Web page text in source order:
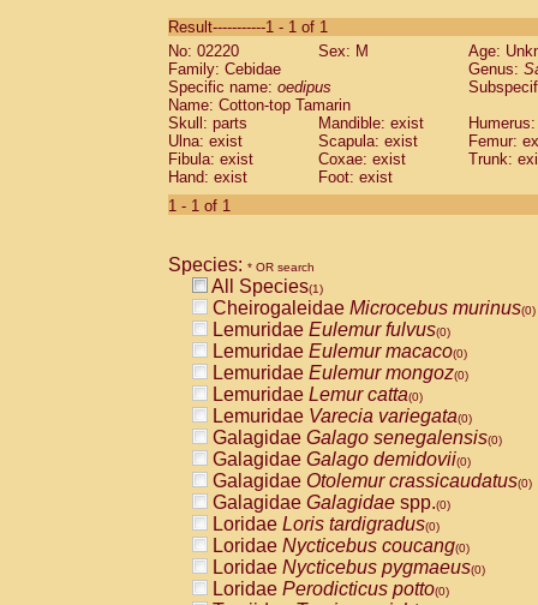
CebidaeSaguinus labiatus(0)
Cebidae Saguinus leucopus (0)
Cebidae
CebidaeSaguinus mystax
Cebidae Saguinus nigricollis (0)
Cebidae Saguinus oedipus
Cebidae Saguinus weddelli
Cebidae Saguinusspp.
Cebidae
CebidaeCebus capucinus
CebidaeCebus nigrivittatus
CebidaeCebus spp.(0)
CebidaeSaimiri boliviensis(0)
CebidaeSaimiri sciureus(0)
AtelidaeAlouatta caraya(0)
AtelidaeAlouatta fusca(0)
AtelidaeAlouatta seniculus(0)
AtelidaeAlouattaspp.(0)
AtelidaeAteles belzebuth(0)
AtelidaeAteles geoffroyi(0)
AtelidaeAteles paniscus(0)
AtelidaeAtelesspp.(0)
AtelidaeLagothrix lagothricha(0)
AtelidaeLagothrix lagothricha cana
PitheciidaeCacajao calvus
Result-----------1 - 1 of 1
No: 02220
Sex: M
Age:
Family: Cebidae
Genus:
Specific name: oedipus
Name: Cotton-top Tamarin
Skull: parts
Mandible: exist
Ulna: exist
Scapula: exist
Femur:
Fibula: exist
Coxae: exist
Trunk:
Hand: exist
Foot: exist
1 - 1 of 1
Species: * OR search
All Species(1)
Cheirogaleidae Microcebus murinus(0)
Lemuridae Eulemur fulvus(0)
Lemuridae Eulemur macaco(0)
Lemuridae Eulemur mongoz(0)
Lemuridae Lemur catta(0)
Lemuridae Varecia variegata(0)
Galagidae Galago senegalensis(0)
Galagidae Galago demidovii(0)
Galagidae Otolemur crassicaudatus(0)
Galagidae Galagidae spp.(0)
Loridae Loris tardigradus(0)
Loridae Nycticebus coucang(0)
Loridae Nycticebus pygmaeus(0)
Loridae Perodicticus potto(0)